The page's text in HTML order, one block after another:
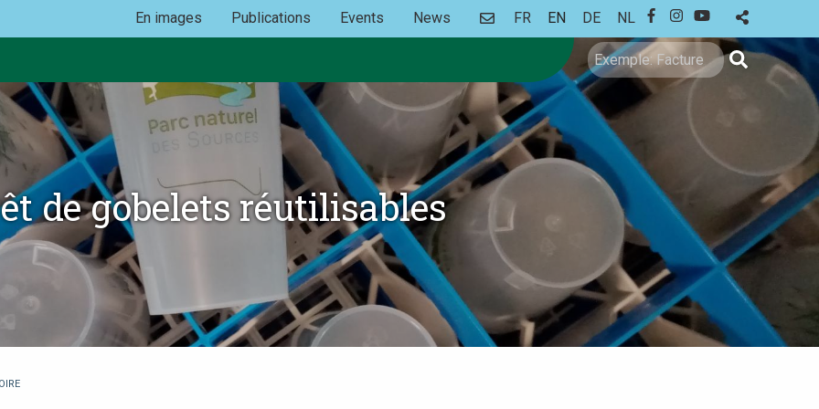
Search
En images Publications Events News CONTACT
FR EN DE NL
FACEBOOK
INSTAGRAM
YOUTUBE
de gobelets réutilisables